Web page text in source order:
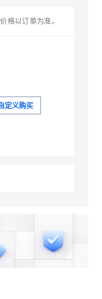
格以订单为准。
自定义购买